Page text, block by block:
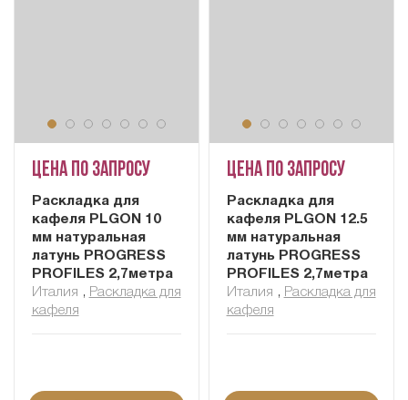
Цена по запросу
Раскладка для
кафеля PLGON 10
мм натуральная
латунь PROGRESS
PROFILES 2,7метра
Италия , Раскладка для
кафеля
Цена по запросу
Раскладка для
кафеля PLGON 12.5
мм натуральная
латунь PROGRESS
PROFILES 2,7метра
Италия , Раскладка для
кафеля